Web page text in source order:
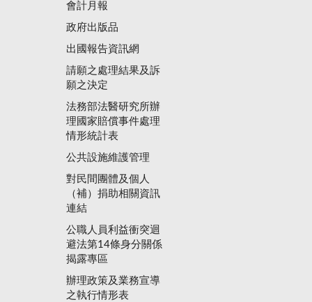
會計月報
政府出版品
出國報告資訊網
請願之處理結果及訴
願之決定
法務部法醫研究所辦
理國家賠償事件處理
情形統計表
公共設施維護管理
對民間團體及個人
（補）捐助相關資訊
連結
公職人員利益衝突迴
避法第14條身分關係
揭露專區
辦理政策及業務宣導
之執行情形表